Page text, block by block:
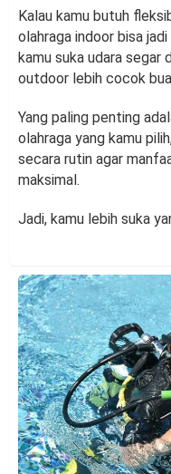
Kalau kamu butuh
olahraga indoor bisa
kamu suka udara segar
outdoor lebih cocok
Yang paling penting
olahraga yang kamu
secara rutin agar
maksimal.
Jadi, kamu lebih suka